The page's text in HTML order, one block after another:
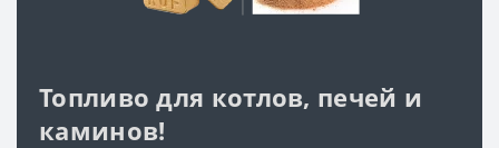
Топливо для котлов, печей и
каминов!